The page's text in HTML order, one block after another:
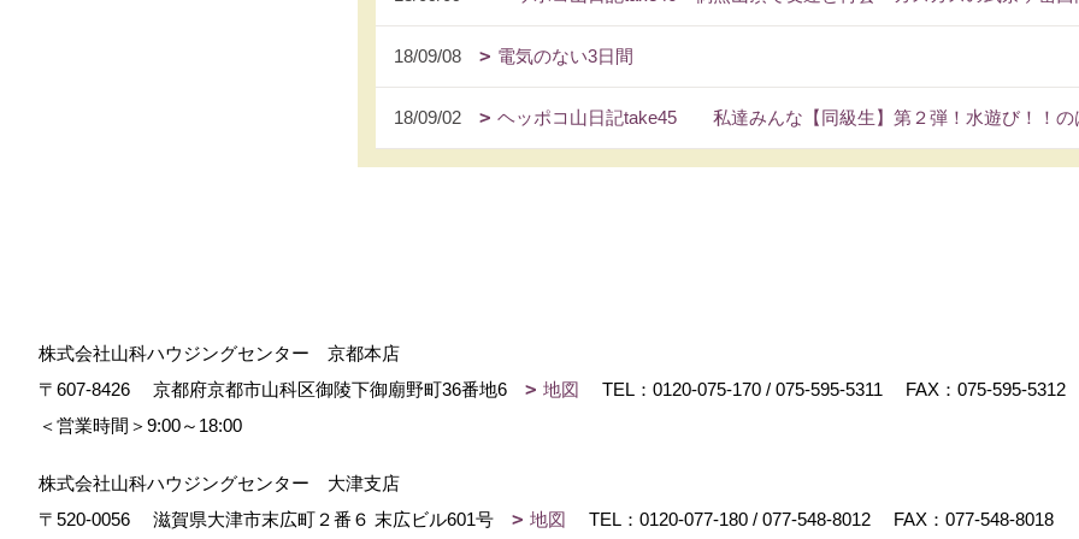
18/09/08 電気のない3日間
18/09/02 ヘッポコ山日記take45 私達みんな【同級生】第２弾！水遊び！！の
株式会社山科ハウジングセンター 京都本店
〒607-8426
京都府京都市山科区御陵下御廟野町36番地6 地図 TEL： 0120-075-170 / 075-595-5311
FAX：075-595-5312
＜営業時間＞9:00～18:00
株式会社山科ハウジングセンター 大津支店
〒520-0056
滋賀県大津市末広町２番６ 末広ビル601号 地図 TEL： 0120-077-180 / 077-548-8012 FAX：077-548-8018